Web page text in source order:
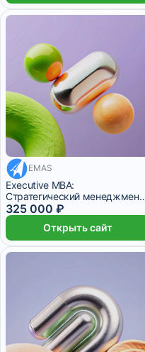
27 083 ₽/мес
EMAS
Executive MBA:
Стратегический менеджмент,
Бизнес в цифровую эпоху
325 000 ₽
Открыть сайт